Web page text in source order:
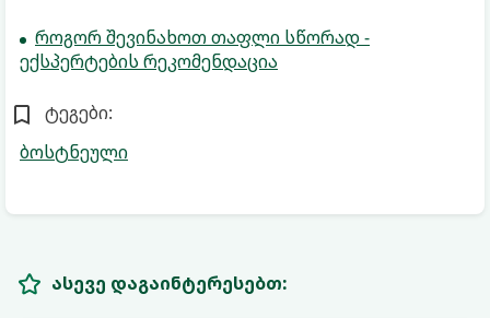
როგორ შევინახოთ თაფლი სწორად -
ექსპერტების რეკომენდაცია
ტეგები:
ბოსტნეული
ასევე დაგაინტერესებთ: